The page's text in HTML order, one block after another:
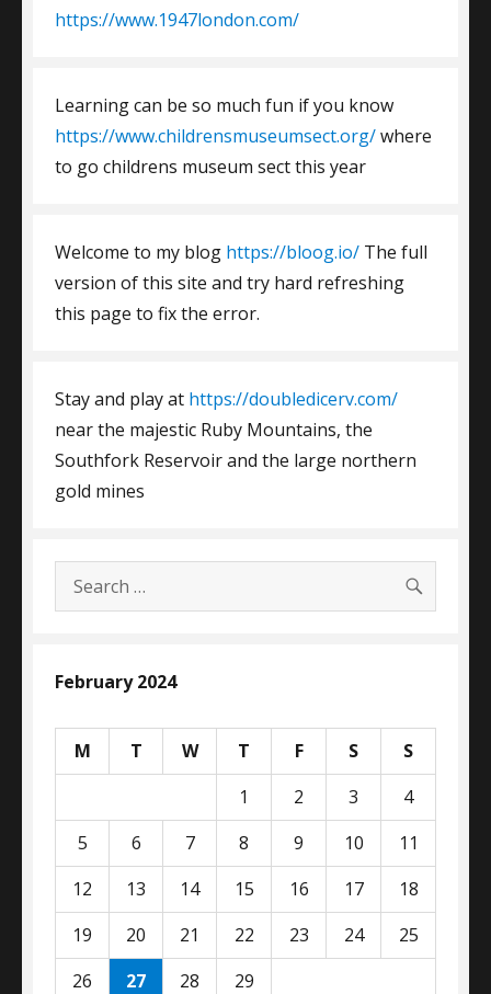
https://www.1947london.com/
Learning can be so much fun if you know
https://www.childrensmuseumsect.org/where
to go childrens museum sect this year
Welcome to my blog https://bloog.io/ The full
version of this site and try hard refreshing
this page to fix the error.
Stay and play at https://doubledicerv.com/
near the majestic Ruby Mountains, the
Southfork Reservoir and the large northern
gold mines
Search
for:
February 2024
M T W T F S
S
1
2 3
4
5
6 7 8 9 10
11
12
13 14 15 16 17
18
19
20 21 22 23 24
25
26
27 28
29